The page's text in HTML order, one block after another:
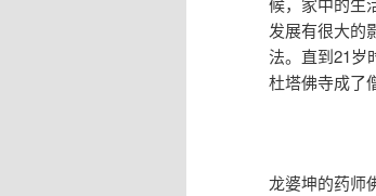
发展有很大的
法。直到21岁
杜塔佛寺成了
龙婆坤的药师